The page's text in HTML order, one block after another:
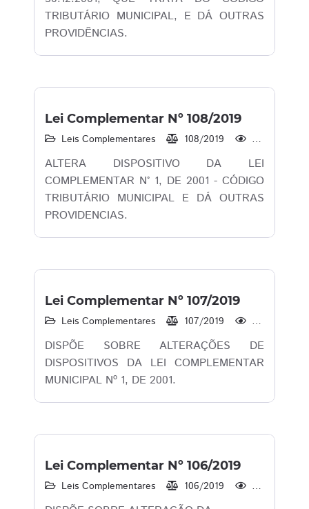
TRIBUTÁRIO MUNICIPAL, E DÁ OUTRAS
PROVIDÊNCIAS.
Lei Complementar Nº 108/2019
Leis Complementares 108/2019 1.762
ALTERA DISPOSITIVO DA LEI
COMPLEMENTAR N° 1, DE 2001 - CÓDIGO
TRIBUTÁRIO MUNICIPAL E DÁ OUTRAS
PROVIDENCIAS.
Lei Complementar Nº 107/2019
Leis Complementares 107/2019 3.159
DISPÕE SOBRE ALTERAÇÕES DE
DISPOSITIVOS DA LEI COMPLEMENTAR
MUNICIPAL Nº 1, DE 2001.
Lei Complementar Nº 106/2019
Leis Complementares 106/2019 1.976